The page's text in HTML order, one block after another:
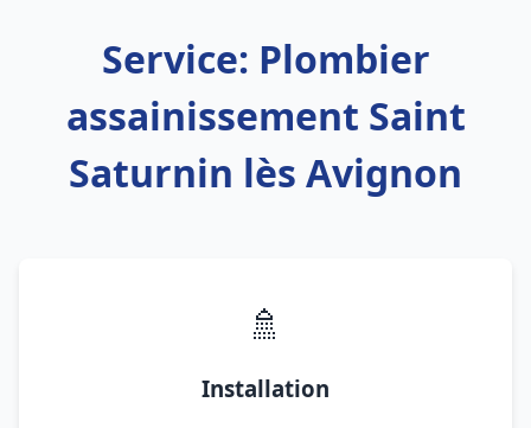
Service: Plombier
assainissement Saint
Saturnin lès Avignon
🚿
Installation